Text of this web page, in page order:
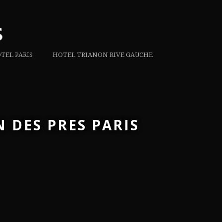
PARIS HOTEL TRIANON RIVE GAUCHE
PRES PARIS